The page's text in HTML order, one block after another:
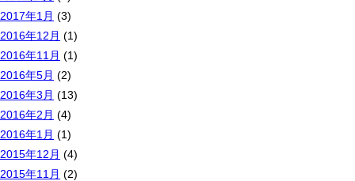
2017年1月 (3)
2016年12月 (1)
2016年11月 (1)
2016年5月 (2)
2016年3月 (13)
2016年2月 (4)
2016年1月 (1)
2015年12月 (4)
2015年11月 (2)